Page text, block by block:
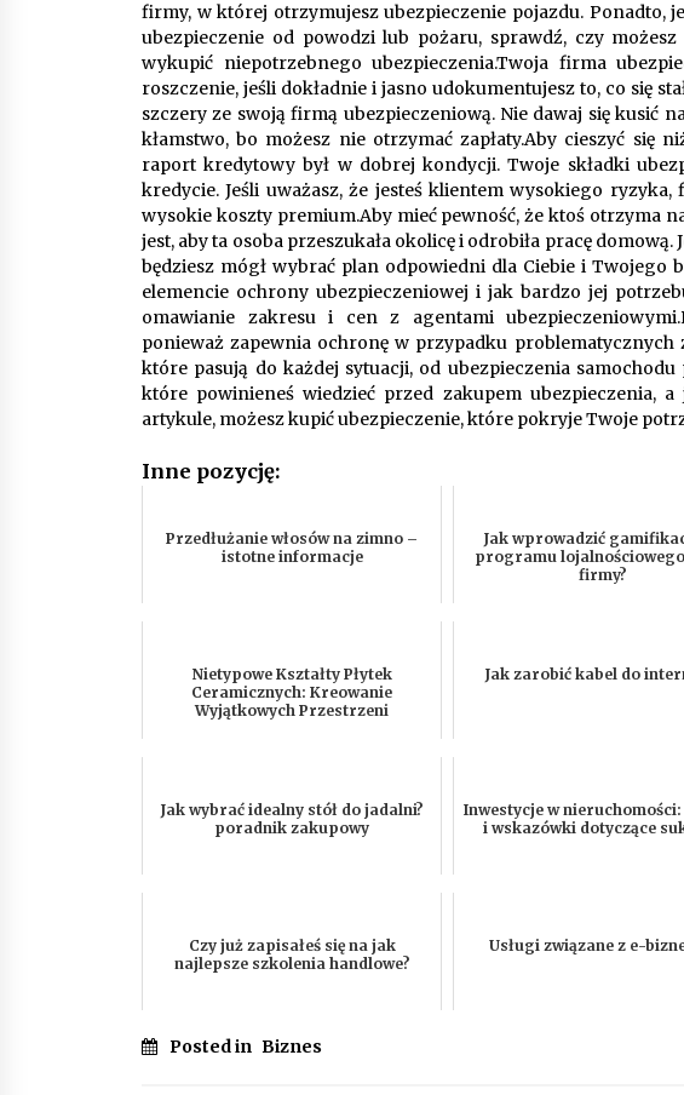
firmy, w której otrzymujesz ubezpieczenie pojazdu. Ponadto,
ubezpieczenie od powodzi lub pożaru, sprawdź, czy możesz
wykupić niepotrzebnego ubezpieczenia.Twoja firma
roszczenie, jeśli dokładnie i jasno udokumentujesz to, co się
szczery ze swoją firmą ubezpieczeniową. Nie dawaj się kusić
kłamstwo, bo możesz nie otrzymać zapłaty.Aby cieszyć się
raport kredytowy był w dobrej kondycji. Twoje składki
kredycie. Jeśli uważasz, że jesteś klientem wysokiego
wysokie koszty premium.Aby mieć pewność, że ktoś otrzyma
jest, aby ta osoba przeszukała okolicę i odrobiła pracę
będziesz mógł wybrać plan odpowiedni dla Ciebie i Twojego
elemencie ochrony ubezpieczeniowej i jak bardzo jej
omawianie zakresu i cen z agentami
ponieważ zapewnia ochronę w przypadku problematycznych
które pasują do każdej sytuacji, od ubezpieczenia
które powinieneś wiedzieć przed zakupem ubezpieczenia,
artykule, możesz kupić ubezpieczenie, które pokryje Twoje
Inne pozycję:
Przedłużanie włosów na zimno –
istotne informacje
Jak wprowadzić
programu lojalnościowego
firmy?
Nietypowe Kształty Płytek
Ceramicznych: Kreowanie
Wyjątkowych Przestrzeni
Jak zarobić kabel do
Jak wybrać idealny stół do jadalni?
poradnik zakupowy
Inwestycje w
i wskazówki dotyczące
Czy już zapisałeś się na jak
najlepsze szkolenia handlowe?
Usługi związane z e-
Posted in Biznes